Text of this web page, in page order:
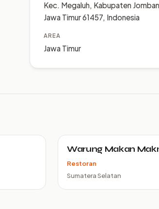
Kec. Megaluh, Kabupaten
Jawa Timur 61457, Indonesia
AREA
Jawa Timur
Warung Makan
Restoran
Sumatera Selatan